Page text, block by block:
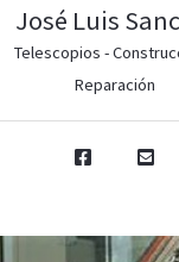
José Luis
Telescopios -
Reparación